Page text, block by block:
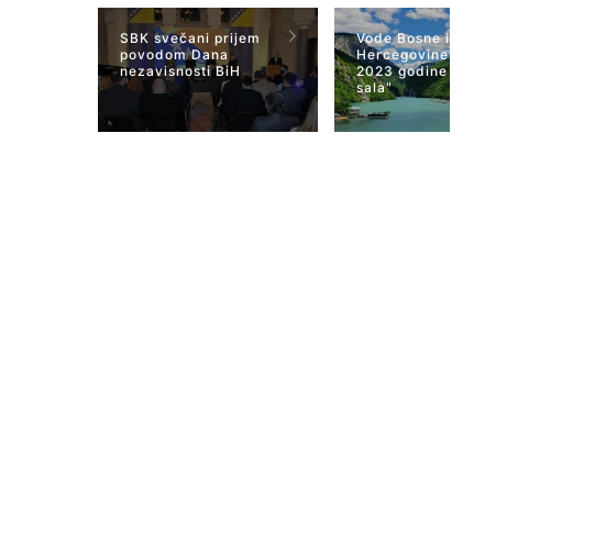
SBK svečani prijem
povodom Dana
nezavisnosti BiH
Vode Bosne i
Hercegovine 22 mart
2023 godine "Plava
sala"